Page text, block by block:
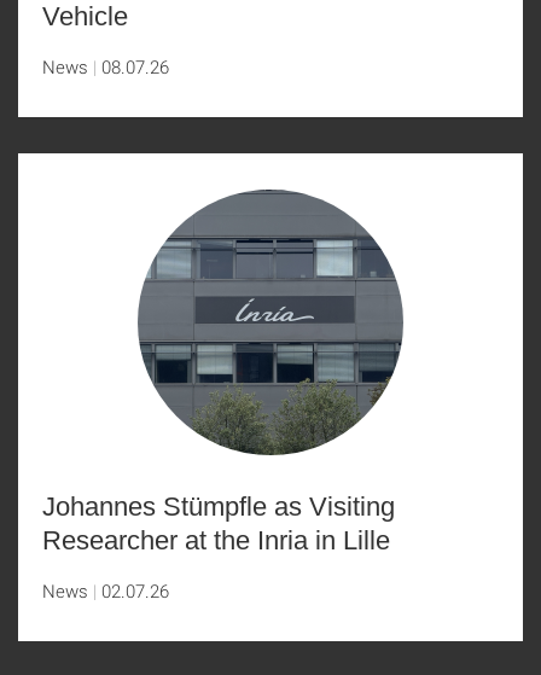
Vehicle
News 08.07.26
Johannes Stümpfle as Visiting
Researcher at the Inria in Lille
News 02.07.26